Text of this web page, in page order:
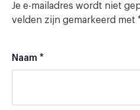
Je e-mailadres wordt niet
velden zijn gemarkeerd met
Naam *